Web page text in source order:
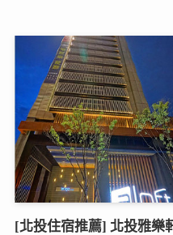
[北投住宿推薦] 北投雅樂